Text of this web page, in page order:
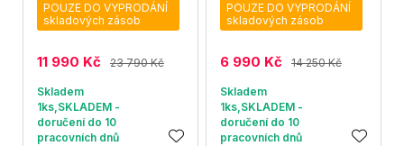
POUZE DO VYPRODÁNÍ
skladových zásob
11 990 Kč 23 790 Kč
Skladem
1ks,SKLADEM -
doručení do 10
pracovních dnů
POUZE DO VYPRODÁNÍ
skladových zásob
6 990 Kč 14 250 Kč
Skladem
1ks,SKLADEM -
doručení do 10
pracovních dnů